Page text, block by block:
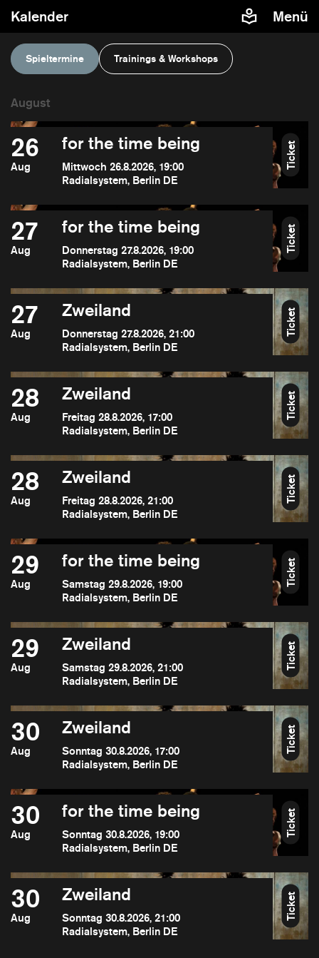
Kalender Menü
Spieltermine Trainings & Workshops
26
Aug
for the time being
Mittwoch 26.8.2026, 19:00
Radialsystem, Berlin DE
Ticket
27
Aug
for the time being
Donnerstag 27.8.2026, 19:00
Radialsystem, Berlin DE
Ticket
27
Aug
Zweiland
Donnerstag 27.8.2026, 21:00
Radialsystem, Berlin DE
Ticket
28
Aug
Zweiland
Freitag 28.8.2026, 17:00
Radialsystem, Berlin DE
Ticket
28
Aug
Zweiland
Freitag 28.8.2026, 21:00
Radialsystem, Berlin DE
Ticket
29
Aug
for the time being
Samstag 29.8.2026, 19:00
Radialsystem, Berlin DE
Ticket
29
Aug
Zweiland
Samstag 29.8.2026, 21:00
Radialsystem, Berlin DE
Ticket
30
Aug
Zweiland
Sonntag 30.8.2026, 17:00
Radialsystem, Berlin DE
Ticket
30
Aug
for the time being
Sonntag 30.8.2026, 19:00
Radialsystem, Berlin DE
Ticket
30
Aug
Zweiland
Sonntag 30.8.2026, 21:00
Radialsystem, Berlin DE
Ticket